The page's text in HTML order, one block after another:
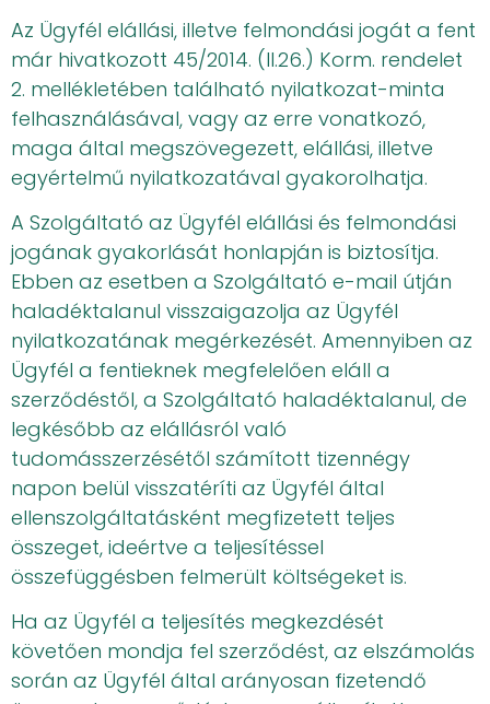
Az Ügyfél elállási, illetve felmondási jogát a fent
már hivatkozott 45/2014. (II.26.) Korm. rendelet
2. mellékletében található nyilatkozat-minta
felhasználásával, vagy az erre vonatkozó,
maga által megszövegezett, elállási, illetve
egyértelmű nyilatkozatával gyakorolhatja.
A Szolgáltató az Ügyfél elállási és felmondási
jogának gyakorlását honlapján is biztosítja.
Ebben az esetben a Szolgáltató e-mail útján
haladéktalanul visszaigazolja az Ügyfél
nyilatkozatának megérkezését. Amennyiben az
Ügyfél a fentieknek megfelelően eláll a
szerződéstől, a Szolgáltató haladéktalanul, de
legkésőbb az elállásról való
tudomásszerzésétől számított tizennégy
napon belül visszatéríti az Ügyfél által
ellenszolgáltatásként megfizetett teljes
összeget, ideértve a teljesítéssel
összefüggésben felmerült költségeket is.
Ha az Ügyfél a teljesítés megkezdését
követően mondja fel szerződést, az elszámolás
során az Ügyfél által arányosan fizetendő